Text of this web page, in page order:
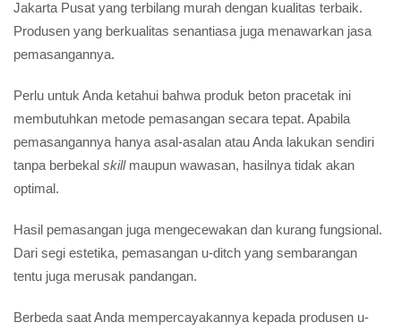
Jakarta Pusat yang terbilang murah dengan kualitas terbaik.
Produsen yang berkualitas senantiasa juga menawarkan jasa
pemasangannya.
Perlu untuk Anda ketahui bahwa produk beton pracetak ini
membutuhkan metode pemasangan secara tepat. Apabila
pemasangannya hanya asal-asalan atau Anda lakukan sendiri
tanpa berbekal skillmaupun wawasan, hasilnya tidak akan
optimal.
Hasil pemasangan juga mengecewakan dan kurang fungsional.
Dari segi estetika, pemasangan u-ditch yang sembarangan
tentu juga merusak pandangan.
Berbeda saat Anda mempercayakannya kepada produsen u-